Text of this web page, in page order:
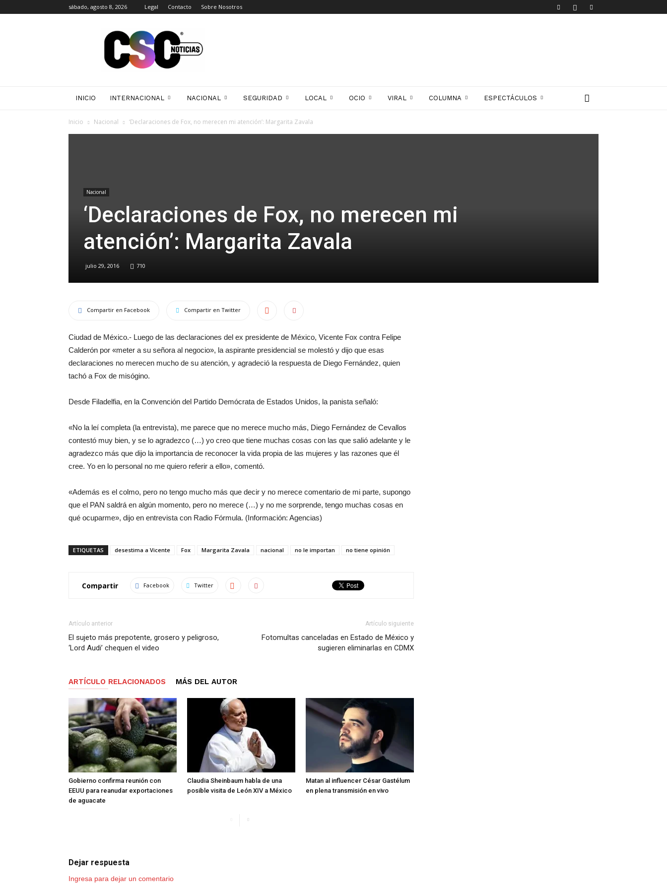
sábado, agosto 8, 2026 Legal Contacto Sobre Nosotros
Noticias
INICIO INTERNACIONAL NACIONAL SEGURIDAD LOCAL OCIO VIRAL COLUMNA ESPECTÁCULOS
Inicio Nacional ‘Declaraciones de Fox, no merecen mi atención’: Margarita Zavala
Nacional
‘Declaraciones de Fox, no merecen mi
atención’: Margarita Zavala
julio 29, 2016 710
Compartir en Facebook Compartir en Twitter
Ciudad de México.- Luego de las declaraciones del ex presidente de México, Vicente Fox contra Felipe
Calderón por «meter a su señora al negocio», la aspirante presidencial se molestó y dijo que esas
declaraciones no merecen mucho de su atención, y agradeció la respuesta de Diego Fernández, quien
tachó a Fox de misógino.
Desde Filadelfia, en la Convención del Partido Demócrata de Estados Unidos, la panista señaló:
«No la leí completa (la entrevista), me parece que no merece mucho más, Diego Fernández de Cevallos
contestó muy bien, y se lo agradezco (…) yo creo que tiene muchas cosas con las que salió adelante y le
agradezco más que dijo la importancia de reconocer la vida propia de las mujeres y las razones que él
cree. Yo en lo personal no me quiero referir a ello», comentó.
«Además es el colmo, pero no tengo mucho más que decir y no merece comentario de mi parte, supongo
que el PAN saldrá en algún momento, pero no merece (…) y no me sorprende, tengo muchas cosas en
qué ocuparme», dijo en entrevista con Radio Fórmula. (Información: Agencias)
ETIQUETAS desestima a Vicente Fox Margarita Zavala nacional no le importan no tiene opinión
Compartir Facebook Twitter
Artículo anterior
El sujeto más prepotente, grosero y peligroso,
‘Lord Audi’ chequen el video
Artículo siguiente
Fotomultas canceladas en Estado de México y
sugieren eliminarlas en CDMX
ARTÍCULO RELACIONADOS MÁS DEL AUTOR
Gobierno confirma reunión con
EEUU para reanudar exportaciones
de aguacate
Claudia Sheinbaum habla de una
posible visita de León XIV a México
Matan al influencer César Gastélum
en plena transmisión en vivo
Dejar respuesta
Ingresa para dejar un comentario